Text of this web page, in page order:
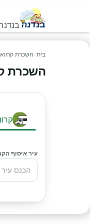
בית› השכרת
השכרת
עיר איסוף